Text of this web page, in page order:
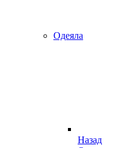
Одеяла
Назад